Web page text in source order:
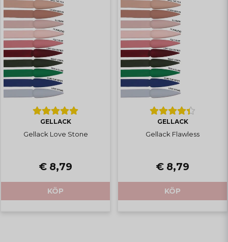
GELLACK
Gellack Love Stone
€ 8,79
KÖP
GELLACK
Gellack Flawless
€ 8,79
KÖP